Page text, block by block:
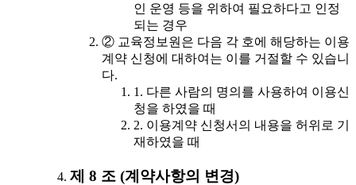
인 운영 등을 위하여 필요하다고 인정
되는 경우
② 교육정보원은 다음 각 호에 해당하는 이용
계약 신청에 대하여는 이를 거절할 수 있습니
다.
1. 다른 사람의 명의를 사용하여 이용신
청을 하였을 때
2. 이용계약 신청서의 내용을 허위로 기
재하였을 때
제 8 조 (계약사항의 변경)